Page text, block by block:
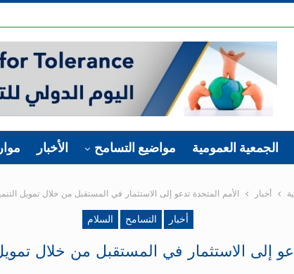
الجمعية العمومية مواضيع التسامح الأخبار
أخبار الأمم المتحدة تدعو إلى الاستثمار في المستقبل من خلال تمويل
أخبار التسامح السلام
إلى الاستثمار في المستقبل من خلال